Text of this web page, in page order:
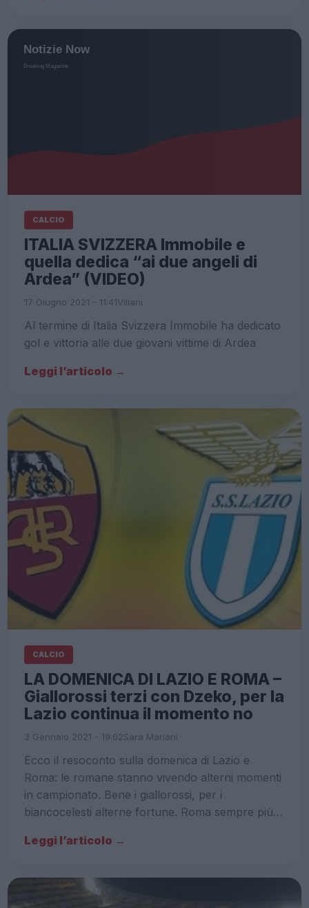
CALCIO
ITALIA SVIZZERA Immobile e
quella dedica “ai due angeli di
Ardea” (VIDEO)
17 Giugno 2021 - 11:41Villani
Al termine di Italia Svizzera Immobile ha dedicato
gol e vittoria alle due giovani vittime di Ardea
Leggi l’articolo →
CALCIO
LA DOMENICA DI LAZIO E ROMA –
Giallorossi terzi con Dzeko, per la
Lazio continua il momento no
3 Gennaio 2021 - 19:02Sara Mariani
Ecco il resoconto sulla domenica di Lazio e
Roma: le romane stanno vivendo alterni momenti
in campionato. Bene i giallorossi, per i
biancocelesti alterne fortune. Roma sempre più…
Leggi l’articolo →